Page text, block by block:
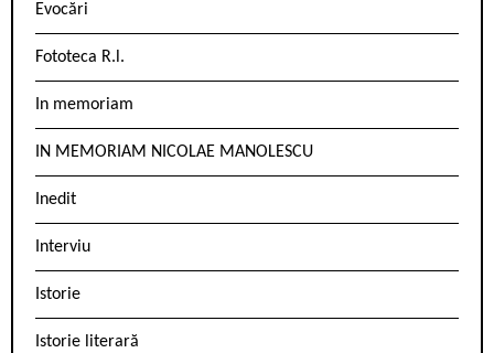
Evocări
Fototeca R.l.
In memoriam
IN MEMORIAM NICOLAE MANOLESCU
Inedit
Interviu
Istorie
Istorie literară